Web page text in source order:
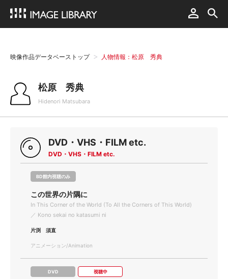
映像作品データベーストップ 人物情報：松原 秀典
松原 秀典
Hidenori Matsubara
DVD・VHS・FILM etc.
DVD・VHS・FILM etc.
BD館内視聴のみ
この世界の片隅に
In This Corner of the World (To All the Corners of This World)
／ Kono sekai no katasumi ni
片渕 須直
アニメーション/Animation
DVD 視聴中